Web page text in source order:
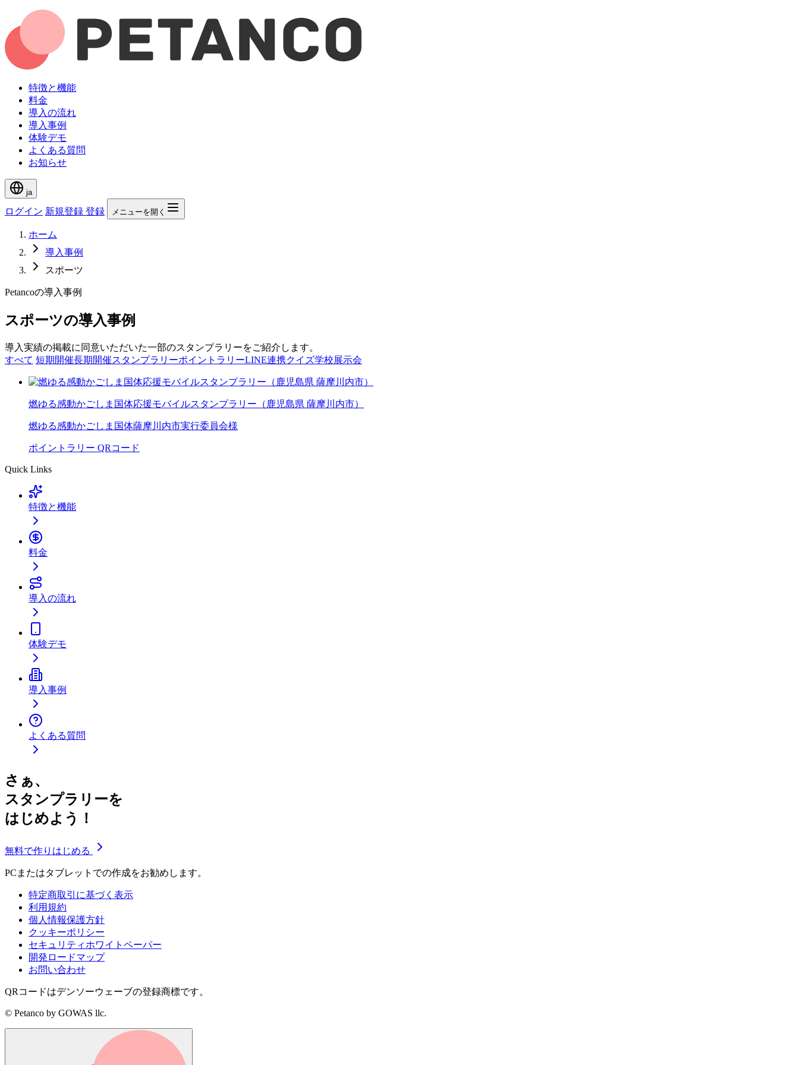
特徴と機能
料金
導入の流れ
導入事例
体験デモ
よくある質問
お知らせ
ja
ログイン 新規登録 登録 メニューを開く
ホーム
導入事例
スポーツ
Petancoの導入事例
スポーツの導入事例
導入実績の掲載に同意いただいた一部のスタンプラリーをご紹介します。
すべて 短期開催長期開催スタンプラリーポイントラリーLINE連携クイズ学校展示会
燃ゆる感動かごしま国体応援モバイルスタンプラリー（鹿児島県 薩摩川内市）
燃ゆる感動かごしま国体薩摩川内市実行委員会様
ポイントラリー QRコード
Quick Links
特徴と機能
料金
導入の流れ
体験デモ
導入事例
よくある質問
さぁ、
スタンプラリーを
はじめよう！
無料で作りはじめる
PCまたはタブレットでの作成をお勧めします。
特定商取引に基づく表示
利用規約
個人情報保護方針
クッキーポリシー
セキュリティホワイトペーパー
開発ロードマップ
お問い合わせ
QRコードはデンソーウェーブの登録商標です。
© Petanco by GOWAS llc.